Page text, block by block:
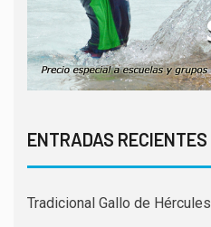
ENTRADAS RECIENTES
Tradicional Gallo de Hércules